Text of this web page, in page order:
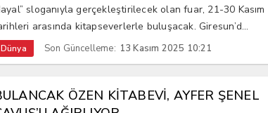
sloganıyla gerçekleştirilecek olan fuar, 21-30 Kasım
arasında kitapseverlerle buluşacak. Giresun’d...
Dünya Son Güncelleme: 13 Kasım 2025 10:21
ÖZEN KİTABEVİ, AYFER ŞENEL